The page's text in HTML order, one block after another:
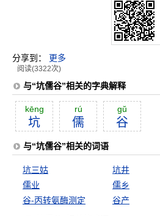
分享到： 更多
阅读(3322次)
与“坑儒谷”相关的字典解释
kēng
坑
rú
儒
gŭ
谷
与“坑儒谷”相关的词语
坑三姑 坑井
儒业
儒乡
谷-丙转氨酶测定
谷产